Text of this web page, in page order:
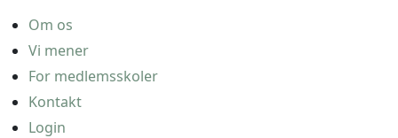
Om os
Vi mener
For medlemsskoler
Kontakt
Login